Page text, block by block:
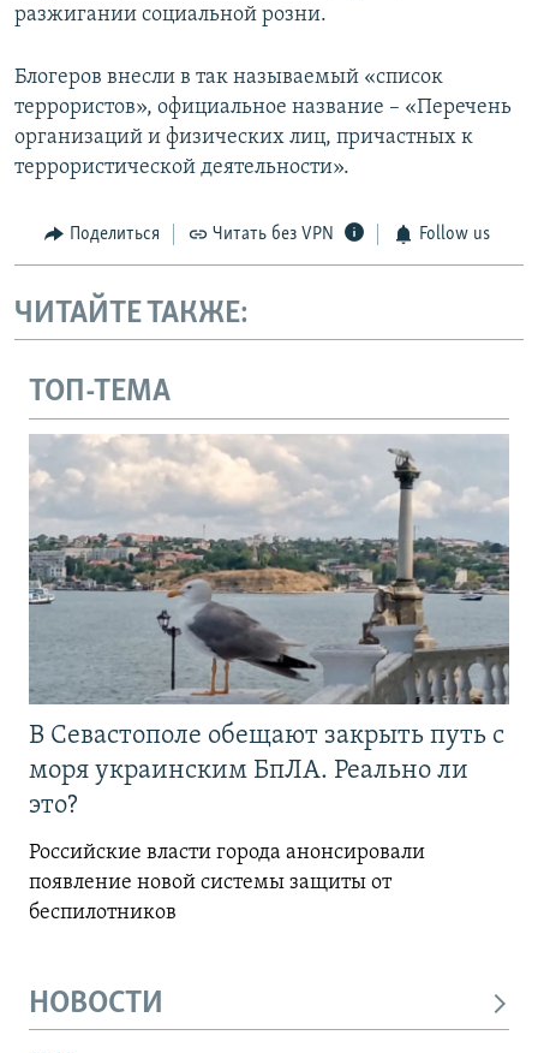
разжигании социальной розни.
Блогеров внесли в так называемый «список
террористов», официальное название – «Перечень
организаций и физических лиц, причастных к
террористической деятельности».
Поделиться Читать без VPN Follow us
ЧИТАЙТЕ ТАКЖЕ:
ТОП-ТЕМА
В Севастополе обещают закрыть путь с
моря украинским БпЛА. Реально ли
это?
Российские власти города анонсировали
появление новой системы защиты от
беспилотников
НОВОСТИ